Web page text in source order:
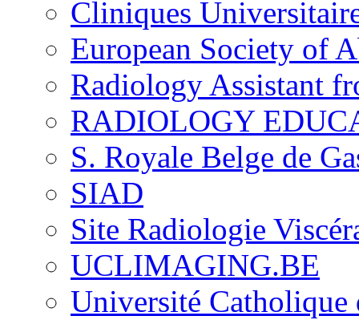
Cliniques
European Society of
Radiology Assistant
RADIOLOGY
S. Royale Belge de
SIAD
Site Radiologie
UCLIMAGING.BE
Université Catholique